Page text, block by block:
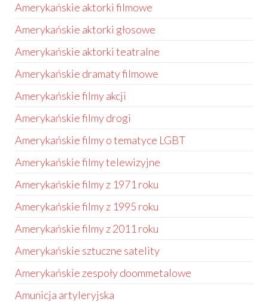
Amerykańskie aktorki filmowe
Amerykańskie aktorki głosowe
Amerykańskie aktorki teatralne
Amerykańskie dramaty filmowe
Amerykańskie filmy akcji
Amerykańskie filmy drogi
Amerykańskie filmy o tematyce LGBT
Amerykańskie filmy telewizyjne
Amerykańskie filmy z 1971 roku
Amerykańskie filmy z 1995 roku
Amerykańskie filmy z 2011 roku
Amerykańskie sztuczne satelity
Amerykańskie zespoły doommetalowe
Amunicja artyleryjska